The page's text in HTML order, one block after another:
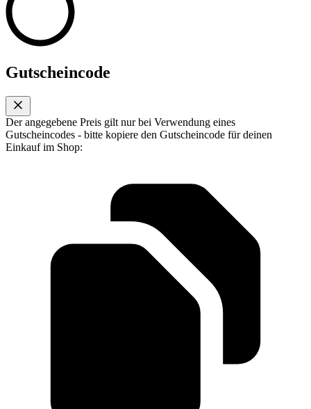
Gutscheincode
Der angegebene Preis gilt nur bei Verwendung eines
Gutscheincodes - bitte kopiere den Gutscheincode für deinen
Einkauf im Shop: